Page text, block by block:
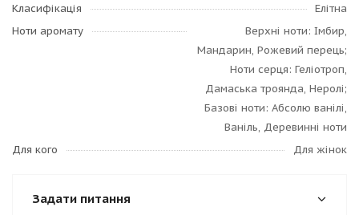
Класифікація
Елітна
Ноти аромату
Верхні ноти: Імбир,
Мандарин, Рожевий перець;
Ноти серця: Геліотроп,
Дамаська троянда, Неролі;
Базові ноти: Абсолю ванілі,
Ваніль, Деревинні ноти
Для кого
Для жінок
Задати питання